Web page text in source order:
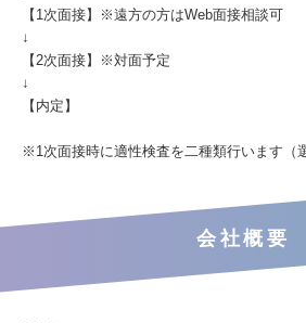
【1次面接】※遠方の方はWeb面接相談可
↓
【2次面接】※対面予定
↓
【内定】
※1次面接時に適性検査を二種類行います（
会社概要